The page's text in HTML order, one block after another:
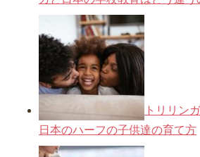
トリリン
日本のハーフの子供達の育て方